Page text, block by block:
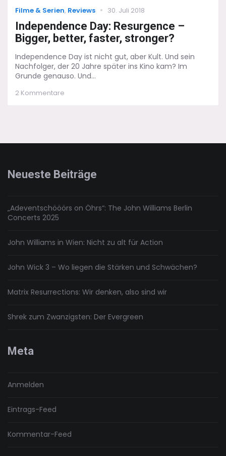
Categories
Filme & Serien, Reviews
Posted
30. Juli 2018
Independence Day: Resurgence –
Bigger, better, faster, stronger?
Independence Day ist nicht gut, aber Kult. Und sein
Nachfolger, der 20 Jahre später ins Kino kam? Im
Grunde genauso. Und...
2 Kommentare
Neueste Beiträge
„Adeventschööörs on Öhrs“: The John Williams Berlin
Concerts 2025
John Williams in Wien: Nicht zu alt für Action
John Wick 3 – Wo liegen die Stärken und Schwächen?
Matrix Resurrections: Wir denken, also sind wir
Shrek zum Zwanzigsten: Der Evergreen
Meta
Anmelden
Eintrags-Feed
Kommentar-Feed